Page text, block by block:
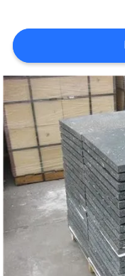
NOUVELLES
LES
AFFAIRES
PLAN
DU
SITE
POLITIQUE
DE